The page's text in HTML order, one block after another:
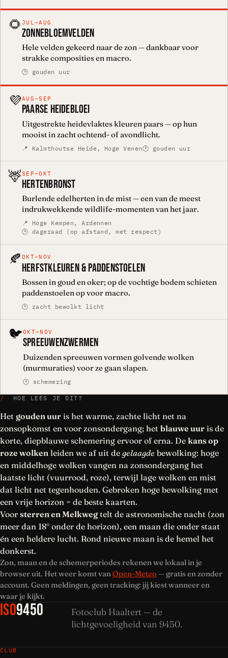
🌻 JUL–AUG
ZONNEBLOEMVELDEN
Hele velden gekeerd naar de zon — dankbaar voor
strakke composities en macro.
🕑 gouden uur
💜AUG–SEP
PAARSE HEIDEBLOEI
Uitgestrekte heidevlaktes kleuren paars — op hun
mooist in zacht ochtend- of avondlicht.
📍 Kalmthoutse Heide, Hoge Venen🕑 gouden uur
🦌SEP–OKT
HERTENBRONST
Burlende edelherten in de mist — een van de meest
indrukwekkende wildlife-momenten van het jaar.
📍 Hoge Kempen, Ardennen
🕑 dageraad (op afstand, met respect)
🍂 OKT–NOV
HERFSTKLEUREN & PADDENSTOELEN
Bossen in goud en oker; op de vochtige bodem schieten
paddenstoelen op voor macro.
🕑 zacht bewolkt licht
🐦OKT–NOV
SPREEUWENZWERMEN
Duizenden spreeuwen vormen golvende wolken
(murmuraties) voor ze gaan slapen.
🕑 schemering
/ HOE LEES JE DIT?
Het gouden uur is het warme, zachte licht net na
zonsopkomst en voor zonsondergang; het blauwe uur is de
korte, diepblauwe schemering ervoor of erna. De kans op
roze wolken leiden we af uit de gelaagde bewolking: hoge
en middelhoge wolken vangen na zonsondergang het
laatste licht (vuurrood, roze), terwijl lage wolken en mist
dat licht net tegenhouden. Gebroken hoge bewolking met
een vrije horizon = de beste kaarten.
Voor sterren en Melkwegtelt de astronomische nacht (zon
meer dan 18° onder de horizon), een maan die onder staat
én een heldere lucht. Rond nieuwe maan is de hemel het
donkerst.
Zon, maan en de schemerperiodes rekenen we lokaal in je
browser uit. Het weer komt van Open-Meteo — gratis en zonder
account. Geen meldingen, geen tracking: jij kiest wanneer en
waar je kijkt.
ISO9450
Fotoclub Haaltert — de
lichtgevoeligheid van 9450.
CLUB